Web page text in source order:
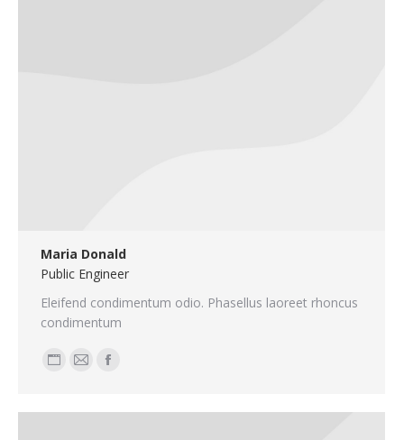
Maria Donald
Public Engineer
Eleifend condimentum odio. Phasellus laoreet rhoncus
condimentum